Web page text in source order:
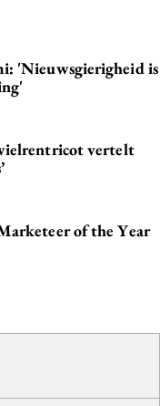
'Nieuwsgierigheid is
vertelt
of the Year